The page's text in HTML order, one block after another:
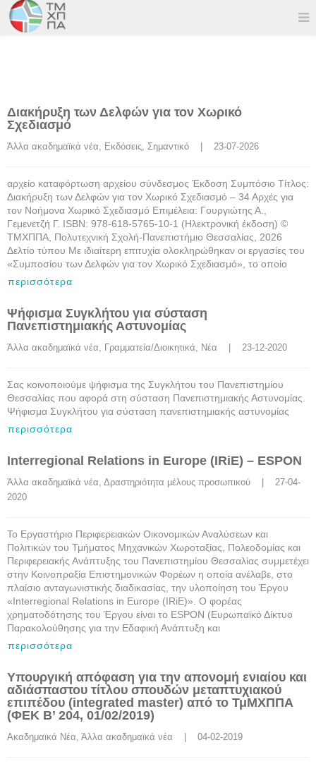
Διακήρυξη των Δελφών για τον Χωρικό
Σχεδιασμό
Άλλα ακαδημαϊκά νέα, Εκδόσεις, Σημαντικό
    |    23-07-2026
αρχείο καταφόρτωση αρχείου σύνδεσμος Έκδοση Συμπόσιο Τίτλος:
Διακήρυξη των Δελφών για τον Χωρικό Σχεδιασμό – 34 Αρχές για
τον Νοήμονα Χωρικό Σχεδιασμό Επιμέλεια: Γουργιώτης Α.,
Γεμενετζή Γ. ISBN: 978-618-5765-10-1 (Ηλεκτρονική έκδοση) ©
ΤΜΧΠΠΑ, Πολυτεχνική Σχολή-Πανεπιστήμιο Θεσσαλίας, 2026
Δελτίο τύπου Με ιδιαίτερη επιτυχία ολοκληρώθηκαν οι εργασίες του
«Συμποσίου των Δελφών για τον Χωρικό Σχεδιασμό», το οποίο
περισσότερα
Ψήφισμα Συγκλήτου για σύσταση
Πανεπιστημιακής Αστυνομίας
Άλλα ακαδημαϊκά νέα, Γραμματεία/Διοικητικά, Νέα
    |    23-12-2020
Σας κοινοποιούμε ψήφισμα της Συγκλήτου του Πανεπιστημίου
Θεσσαλίας που αφορά στη σύσταση Πανεπιστημιακής Αστυνομίας.
Ψήφισμα Συγκλήτου για σύσταση πανεπιστημιακής αστυνομίας
περισσότερα
Interregional Relations in Europe (IRiE) – ESPON
Άλλα ακαδημαϊκά νέα, Δραστηριότητα μέλους προσωπικού
    |    27-04-
2020
Το Εργαστήριο Περιφερειακών Οικονομικών Αναλύσεων και
Πολιτικών του Τμήματος Μηχανικών Χωροταξίας, Πολεοδομίας και
Περιφερειακής Ανάπτυξης του Πανεπιστημίου Θεσσαλίας συμμετέχει
στην Κοινοπραξία Επιστημονικών Φορέων η οποία ανέλαβε, στο
πλαίσιο ανταγωνιστικής διαδικασίας, την υλοποίηση του Έργου
«Interregional Relations in Europe (IRiE)». Ο φορέας
χρηματοδότησης του Έργου είναι το ESPON (Ευρωπαϊκό Δίκτυο
Παρακολούθησης για την Εδαφική Ανάπτυξη και
περισσότερα
Υπουργική απόφαση για την απονομή ενιαίου και
αδιάσπαστου τίτλου σπουδών μεταπτυχιακού
επιπέδου (integrated master) από το ΤμΜΧΠΠΑ
(ΦΕΚ Β’ 204, 01/02/2019)
Ακαδημαϊκά Νέα, Άλλα ακαδημαϊκά νέα
    |    04-02-2019